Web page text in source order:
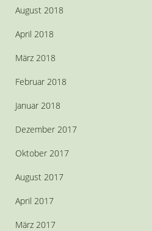
August 2018
April 2018
März 2018
Februar 2018
Januar 2018
Dezember 2017
Oktober 2017
August 2017
April 2017
März 2017